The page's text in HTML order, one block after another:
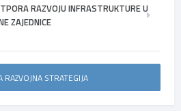
RAZVOJU INFRASTRUKTURE U
ZAJEDNICE
RAZVOJNA STRATEGIJA